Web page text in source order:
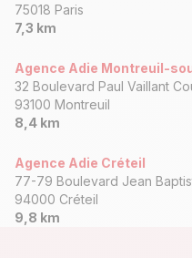
75018 Paris
7,3 km
Agence Adie Montreuil-
32 Boulevard Paul Vaillant
93100 Montreuil
8,4 km
Agence Adie Créteil
77-79 Boulevard Jean
94000 Créteil
9,8 km